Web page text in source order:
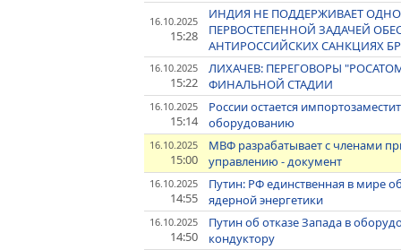
16.10.2025
15:28
ИНДИЯ НЕ ПОДДЕРЖИВАЕТ
ПЕРВОСТЕПЕННОЙ ЗАДАЧЕЙ
АНТИРОССИЙСКИХ САНКЦИЯХ
16.10.2025
15:22
ЛИХАЧЕВ: ПЕРЕГОВОРЫ
ФИНАЛЬНОЙ СТАДИИ
16.10.2025
15:14
России остается
оборудованию
16.10.2025
15:00
МВФ разрабатывает с членами
управлению - документ
16.10.2025
14:55
Путин: РФ единственная в мире
ядерной энергетики
16.10.2025
14:50
Путин об отказе Запада в
кондуктору